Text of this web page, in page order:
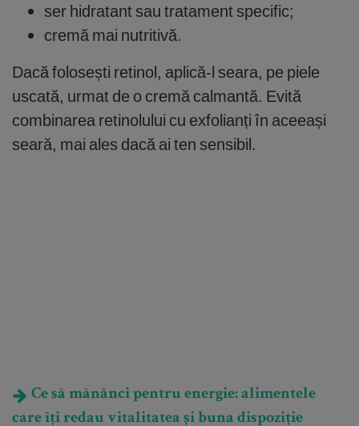
ser hidratant sau tratament specific;
cremă mai nutritivă.
Dacă folosești retinol, aplică-l seara, pe piele
uscată, urmat de o cremă calmantă. Evită
combinarea retinolului cu exfolianți în aceeași
seară, mai ales dacă ai ten sensibil.
Ce să mănânci pentru energie: alimentele
care îți redau vitalitatea și buna dispoziție